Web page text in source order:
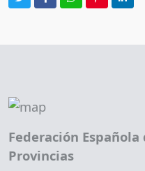
Federación
Provincias